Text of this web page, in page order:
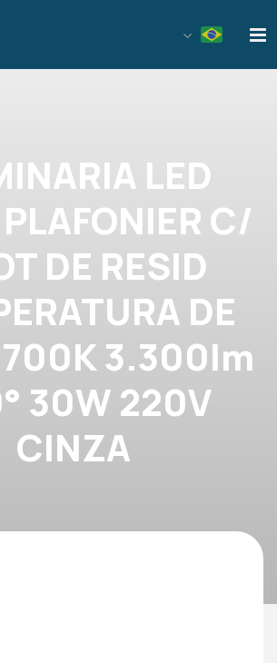
LED
C/
DE RESID
DE
3.300lm
30W 220V
CINZA